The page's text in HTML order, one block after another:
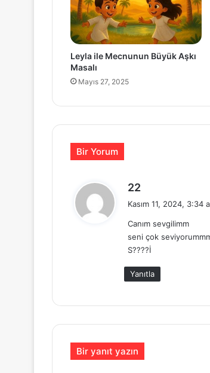
Leyla ile Mecnunun Büyük Aşkı
Masalı
Mayıs 27, 2025
Bir Yorum
22
i
k
i
:
Kasım 11, 2024, 3:34
Canım sevgilimm
seni çok
S????İ
Yanıtla
Bir yanıt yazın